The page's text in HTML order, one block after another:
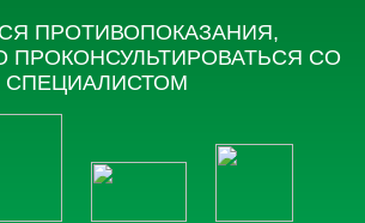
ПРОТИВОПОКАЗАНИЯ,
ПРОКОНСУЛЬТИРОВАТЬСЯ СО
СПЕЦИАЛИСТОМ